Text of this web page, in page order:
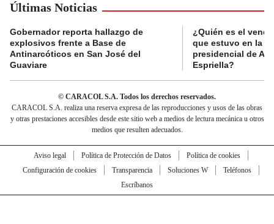
Últimas Noticias
Gobernador reporta hallazgo de
explosivos frente a Base de
Antinarcóticos en San José del
Guaviare
¿Quién es el
que estuvo en la
presidencial de
Espriella?
© CARACOL S.A. Todos los derechos reservados.
CARACOL S.A. realiza una reserva expresa de las reproducciones y usos de las obras
y otras prestaciones accesibles desde este sitio web a medios de lectura mecánica u otros
medios que resulten adecuados.
Aviso legal Política de Protección de Datos
Política de cookies
Configuración de cookies
Transparencia Soluciones W
Teléfonos
Escríbanos